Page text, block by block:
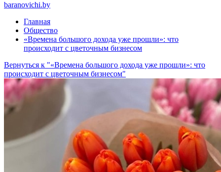
baranovichi.by
Главная
Общество
«Времена большого дохода уже прошли»: что
происходит с цветочным бизнесом
Вернуться к "«Времена большого дохода уже прошли»: что
происходит с цветочным бизнесом"